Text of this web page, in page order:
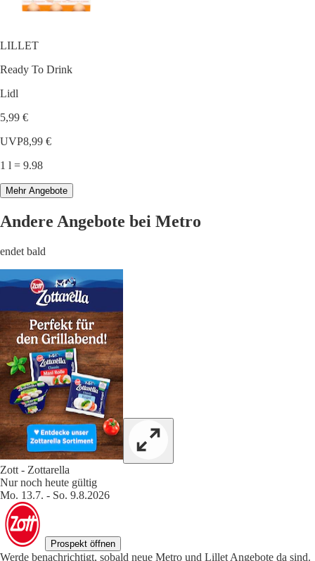
LILLET
Ready To Drink
Lidl
5,99 €
UVP8,99 €
1 l = 9.98
Mehr Angebote
Andere Angebote bei Metro
endet bald
Zott - Zottarella
Nur noch heute gültig
Mo. 13.7. - So. 9.8.2026
Prospekt öffnen
Werde benachrichtigt, sobald neue Metro und Lillet Angebote da sind.